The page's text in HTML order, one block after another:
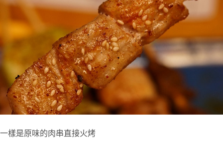
一樣是原味的肉串直接火烤